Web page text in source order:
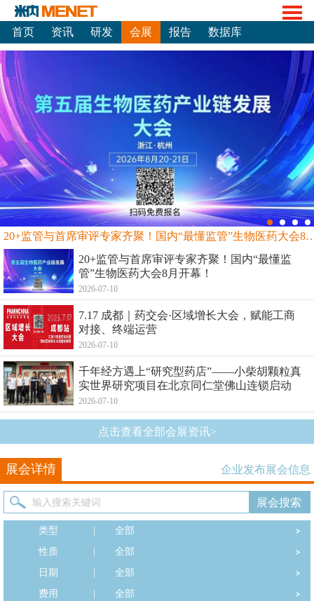
首页 资讯 研发 会展 报告 数据库
20+监管与首席审评专家齐聚！国内“最
20+监管与首席审评专家齐聚！国内“最懂监
管”生物医药大会8月开幕！
2026-07-10
7.17 成都｜药交会·区域增长大会，赋能工商
对接、终端运营
2026-07-10
千年经方遇上“研究型药店”——小柴胡颗粒真
实世界研究项目在北京同仁堂佛山连锁启动
2026-07-10
点击查看全部会展资讯>
展会详情 企业发布展会信息
类型
全部
性质
全部
日期
全部
费用
全部